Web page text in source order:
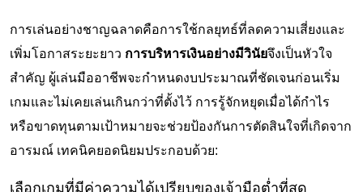
การเล่นอย่างชาญฉลาดคือการใช้กลยุทธ์ที่ลดความเสี่ยงและ
เพิ่มโอกาสระยะยาว การบริหารเงินอย่างมีวินัยจึงเป็นหัวใจ
สำคัญ ผู้เล่นมืออาชีพจะกำหนดงบประมาณที่ชัดเจนก่อนเริ่ม
เกมและไม่เคยเล่นเกินกว่าที่ตั้งไว้ การรู้จักหยุดเมื่อได้กำไร
หรือขาดทุนตามเป้าหมายจะช่วยป้องกันการตัดสินใจที่เกิดจาก
อารมณ์ เทคนิคยอดนิยมประกอบด้วย:
เลือกเกมที่มีค่าความได้เปรียบของเจ้ามือต่ำที่สุด